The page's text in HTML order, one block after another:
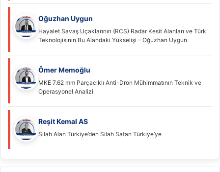
Oğuzhan Uygun
Hayalet Savaş Uçaklarının (RCS) Radar Kesit Alanları ve Türk
Teknolojisinin Bu Alandaki Yükselişi – Oğuzhan Uygun
Ömer Memoğlu
MKE 7.62 mm Parçacıklı Anti-Dron Mühimmatının Teknik ve
Operasyonel Analizi
Reşit Kemal AS
Silah Alan Türkiye’den Silah Satan Türkiye’ye